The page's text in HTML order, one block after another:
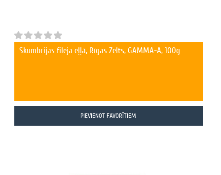
Skumbrijas fileja eļļā, Rīgas Zelts, GAMMA-A, 100g
PIEVIENOT FAVORĪTIEM